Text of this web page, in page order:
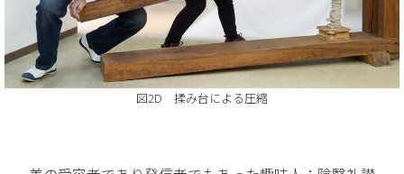
図2D 揉み台による圧縮